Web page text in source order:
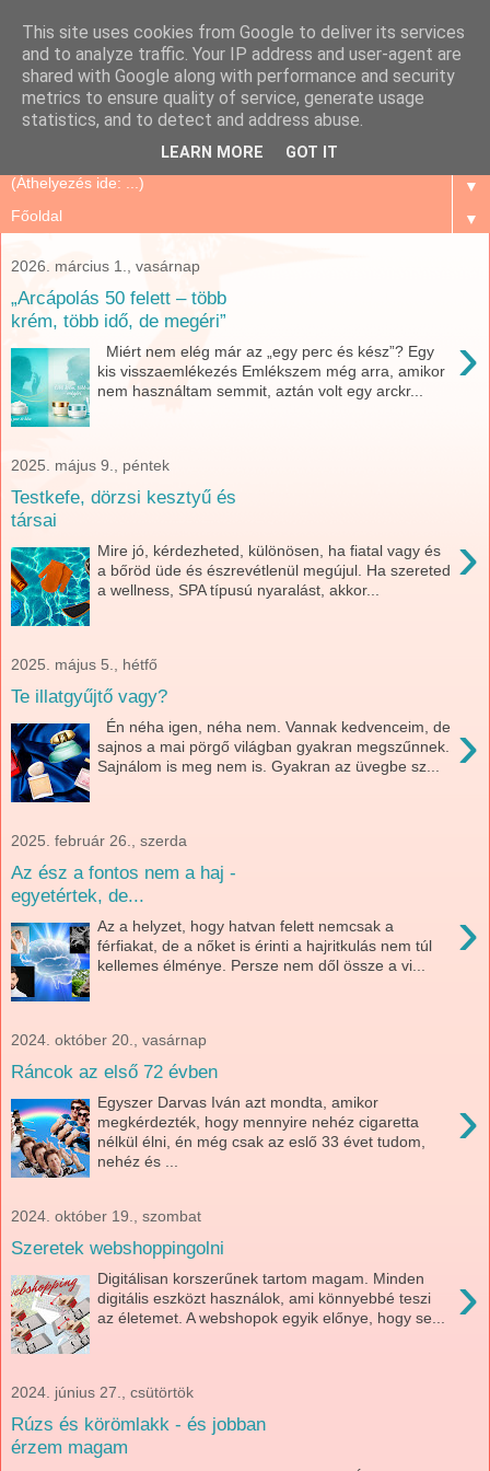
Szépségápolás Otthon
Oriflame Mindenkinek, mert megbízható és sok tanács,
történet, tapasztalat...
▼
▼
2026. március 1., vasárnap
„Arcápolás 50 felett – több
krém, több idő, de megéri”
›
Miért nem elég már az „egy perc és kész”? Egy
kis visszaemlékezés Emlékszem még arra, amikor
nem használtam semmit, aztán volt egy arckr...
2025. május 9., péntek
Testkefe, dörzsi kesztyű és
társai
›
Mire jó, kérdezheted, különösen, ha fiatal vagy és
a bőröd üde és észrevétlenül megújul. Ha szereted
a wellness, SPA típusú nyaralást, akkor...
2025. május 5., hétfő
Te illatgyűjtő vagy?
›
Én néha igen, néha nem. Vannak kedvenceim, de
sajnos a mai pörgő világban gyakran megszűnnek.
Sajnálom is meg nem is. Gyakran az üvegbe sz...
2025. február 26., szerda
Az ész a fontos nem a haj -
egyetértek, de...
›
Az a helyzet, hogy hatvan felett nemcsak a
férfiakat, de a nőket is érinti a hajritkulás nem túl
kellemes élménye. Persze nem dől össze a vi...
2024. október 20., vasárnap
Ráncok az első 72 évben
›
Egyszer Darvas Iván azt mondta, amikor
megkérdezték, hogy mennyire nehéz cigaretta
nélkül élni, én még csak az eslő 33 évet tudom,
nehéz és ...
2024. október 19., szombat
Szeretek webshoppingolni
›
Digitálisan korszerűnek tartom magam. Minden
digitális eszközt használok, ami könnyebbé teszi
az életemet. A webshopok egyik előnye, hogy se...
2024. június 27., csütörtök
Rúzs és körömlakk - és jobban
érzem magam
This site uses cookies from Google to deliver its services
and to analyze traffic. Your IP address and user-agent are
shared with Google along with performance and security
metrics to ensure quality of service, generate usage
statistics, and to detect and address abuse.
LEARN MORE GOT IT